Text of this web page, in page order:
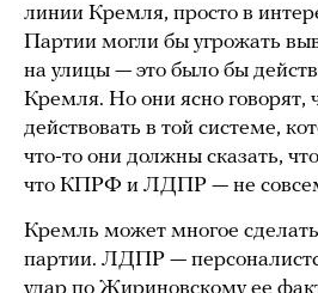
линии Кремля, просто в
Партии могли бы угрожать
на улицы — это было бы
Кремля. Но они ясно говорят,
действовать в той системе,
что-то они должны сказать,
что КПРФ и ЛДПР — не
Кремль может многое
партии. ЛДПР —